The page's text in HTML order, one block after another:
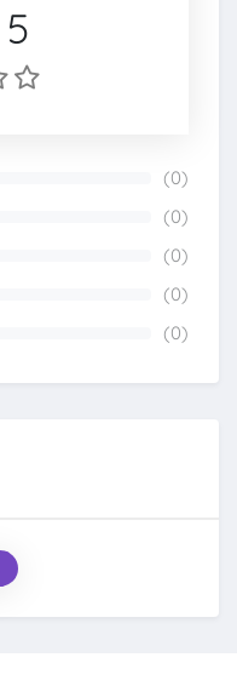
5
(0)
(0)
(0)
(0)
(0)